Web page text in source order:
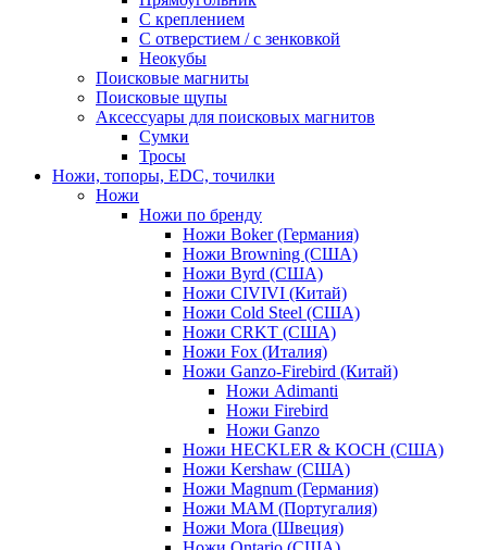
С креплением
С отверстием / с зенковкой
Неокубы
Поисковые магниты
Поисковые щупы
Аксессуары для поисковых магнитов
Сумки
Тросы
Ножи, топоры, EDC, точилки
Ножи
Ножи по бренду
Ножи Boker (Германия)
Ножи Browning (США)
Ножи Byrd (США)
Ножи CIVIVI (Китай)
Ножи Cold Steel (США)
Ножи CRKT (США)
Ножи Fox (Италия)
Ножи Ganzo-Firebird (Китай)
Ножи Adimanti
Ножи Firebird
Ножи Ganzo
Ножи HECKLER & KOCH (США)
Ножи Kershaw (США)
Ножи Magnum (Германия)
Ножи MAM (Португалия)
Ножи Mora (Швеция)